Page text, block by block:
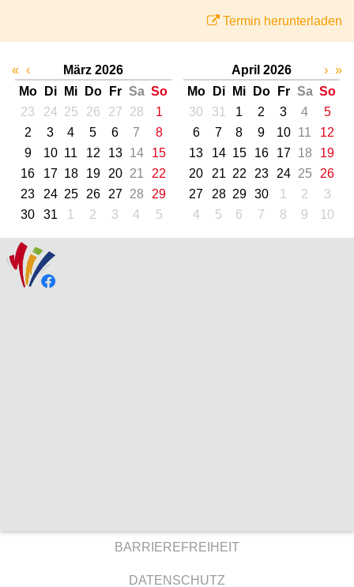
Termin herunterladen
« ‹
März 2026
Mo
Di Mi Do Fr Sa So
23
24 25 26 27 28
1
2
3 4 5 6 7
8
9
10 11 12 13 14
15
16
17 18 19 20 21
22
23
24 25 26 27 28
29
30
31 1 2 3 4 5
April 2026
Mo
Di Mi Do Fr Sa So
30
31 1 2 3 4
5
6
7 8 9 10 11
12
13
14 15 16 17 18
19
20
21 22 23 24 25
26
27
28 29 30 1 2
3
4
5 6 7 8 9 10
› »
BARRIEREFREIHEIT
DATENSCHUTZ